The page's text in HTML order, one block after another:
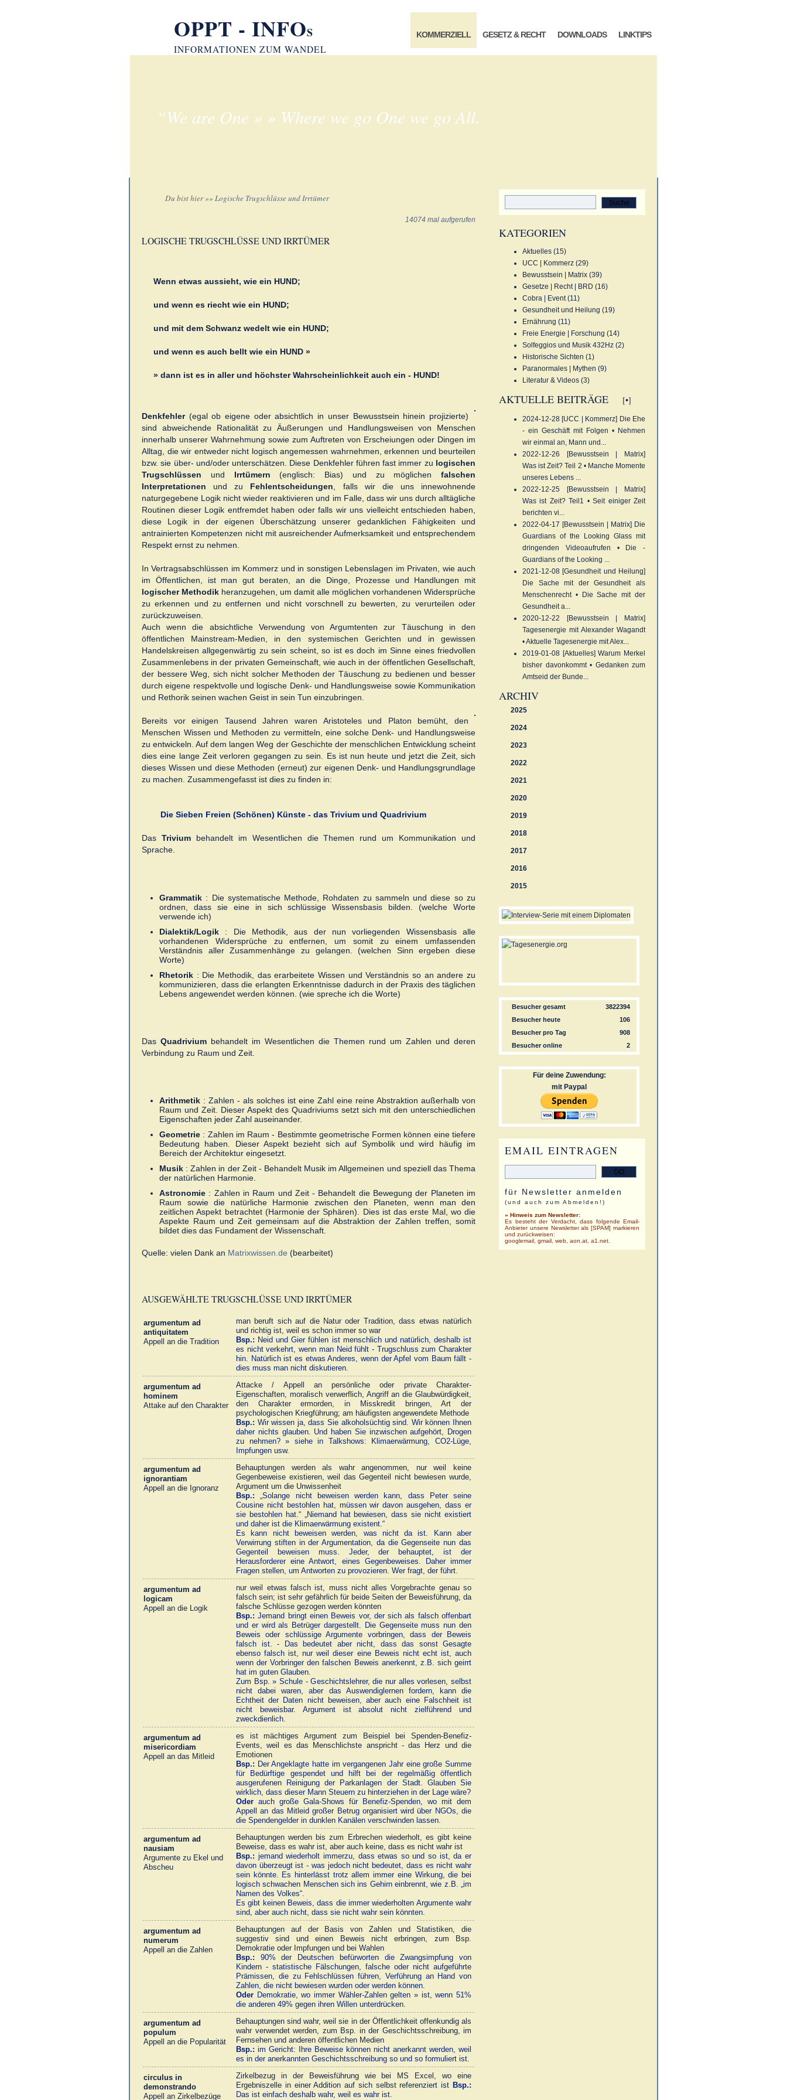
OPPT - INFOS
INFORMATIONEN ZUM WANDEL
KOMMERZIELL GESETZ & RECHT DOWNLOADS LINKTIPS
“We are One » » Where we go One we go All.
Du bist hier »» Logische Trugschlüsse und Irrtümer
14074 mal aufgerufen
LOGISCHE TRUGSCHLÜSSE UND IRRTÜMER
Wenn etwas aussieht, wie ein HUND;
und wenn es riecht wie ein HUND;
und mit dem Schwanz wedelt wie ein HUND;
und wenn es auch bellt wie ein HUND »
» dann ist es in aller und höchster Wahrscheinlichkeit auch ein - HUND!
Denkfehler(egal ob eigene oder absichtlich in unser Bewusstsein hinein projizierte)
sind abweichende Rationalität zu Äußerungen und Handlungsweisen von Menschen
innerhalb unserer Wahrnehmung sowie zum Auftreten von Erscheiungen oder Dingen im
Alltag, die wir entweder nicht logisch angemessen wahrnehmen, erkennen und beurteilen
bzw. sie über- und/oder unterschätzen. Diese Denkfehler führen fast immer zu logischen
Trugschlüssen und Irrtümern (englisch: Bias) und zu möglichen falschen
Interpretationen und zu Fehlentscheidungen, falls wir die uns innewohnende
naturgegebene Logik nicht wieder reaktivieren und im Falle, dass wir uns durch alltägliche
Routinen dieser Logik entfremdet haben oder falls wir uns vielleicht entschieden haben,
diese Logik in der eigenen Überschätzung unserer gedanklichen Fähigkeiten und
antrainierten Kompetenzen nicht mit ausreichender Aufmerksamkeit und entsprechendem
Respekt ernst zu nehmen.
In Vertragsabschlüssen im Kommerz und in sonstigen Lebenslagen im Privaten, wie auch
im Öffentlichen, ist man gut beraten, an die Dinge, Prozesse und Handlungen mit
logischer Methodik heranzugehen, um damit alle möglichen vorhandenen Widersprüche
zu erkennen und zu entfernen und nicht vorschnell zu bewerten, zu verurteilen oder
zurückzuweisen.
Auch wenn die absichtliche Verwendung von Argumtenten zur Täuschung in den
öffentlichen Mainstream-Medien, in den systemischen Gerichten und in gewissen
Handelskreisen allgegenwärtig zu sein scheint, so ist es doch im Sinne eines friedvollen
Zusammenlebens in der privaten Gemeinschaft, wie auch in der öffentlichen Gesellschaft,
der bessere Weg, sich nicht solcher Methoden der Täuschung zu bedienen und besser
durch eigene respektvolle und logische Denk- und Handlungsweise sowie Kommunikation
und Rethorik seinen wachen Geist in sein Tun einzubringen.
Bereits vor einigen Tausend Jahren waren Aristoteles und Platon bemüht, den
Menschen Wissen und Methoden zu vermitteln, eine solche Denk- und Handlungsweise
zu entwickeln. Auf dem langen Weg der Geschichte der menschlichen Entwicklung scheint
dies eine lange Zeit verloren gegangen zu sein. Es ist nun heute und jetzt die Zeit, sich
dieses Wissen und diese Methoden (erneut) zur eigenen Denk- und Handlungsgrundlage
zu machen. Zusammengefasst ist dies zu finden in:
Die Sieben Freien (Schönen) Künste - das Trivium und Quadrivium
Das Triviumbehandelt im Wesentlichen die Themen rund um Kommunikation und
Sprache.
Grammatik : Die systematische Methode, Rohdaten zu sammeln und diese so zu
ordnen, dass sie eine in sich schlüssige Wissensbasis bilden. (welche Worte
verwende ich)
Dialektik/Logik : Die Methodik, aus der nun vorliegenden Wissensbasis alle
vorhandenen Widersprüche zu entfernen, um somit zu einem umfassenden
Verständnis aller Zusammenhänge zu gelangen. (welchen Sinn ergeben diese
Worte)
Rhetorik : Die Methodik, das erarbeitete Wissen und Verständnis so an andere zu
kommunizieren, dass die erlangten Erkenntnisse dadurch in der Praxis des täglichen
Lebens angewendet werden können. (wie spreche ich die Worte)
Das Quadrivium behandelt im Wesentlichen die Themen rund um Zahlen und deren
Verbindung zu Raum und Zeit.
Arithmetik : Zahlen - als solches ist eine Zahl eine reine Abstraktion außerhalb von
Raum und Zeit. Dieser Aspekt des Quadriviums setzt sich mit den unterschiedlichen
Eigenschaften jeder Zahl auseinander.
Geometrie : Zahlen im Raum - Bestimmte geometrische Formen können eine tiefere
Bedeutung haben. Dieser Aspekt bezieht sich auf Symbolik und wird häufig im
Bereich der Architektur eingesetzt.
Musik : Zahlen in der Zeit - Behandelt Musik im Allgemeinen und speziell das Thema
der natürlichen Harmonie.
Astronomie : Zahlen in Raum und Zeit - Behandelt die Bewegung der Planeten im
Raum sowie die natürliche Harmonie zwischen den Planeten, wenn man den
zeitlichen Aspekt betrachtet (Harmonie der Sphären). Dies ist das erste Mal, wo die
Aspekte Raum und Zeit gemeinsam auf die Abstraktion der Zahlen treffen, somit
bildet dies das Fundament der Wissenschaft.
Quelle: vielen Dank an Matrixwissen.de (bearbeitet)
AUSGEWÄHLTE TRUGSCHLÜSSE UND IRRTÜMER
argumentum ad
antiquitatem
Appell an die Tradition
man beruft sich auf die Natur oder Tradition, dass etwas natürlich
und richtig ist, weil es schon immer so war
Bsp.: Neid und Gier fühlen ist menschlich und natürlich, deshalb ist
es nicht verkehrt, wenn man Neid fühlt - Trugschluss zum Charakter
hin. Natürlich ist es etwas Anderes, wenn der Apfel vom Baum fällt -
dies muss man nicht diskutieren.
argumentum ad
hominem
Attake auf den Charakter
Attacke / Appell an persönliche oder private Charakter-
Eigenschaften, moralisch verwerflich, Angriff an die Glaubwürdigkeit,
den Charakter ermorden, in Misskredit bringen, Art der
psychologischen Kriegführung; am häufigsten angewendete Methode
Bsp.: Wir wissen ja, dass Sie alkoholsüchtig sind. Wir können Ihnen
daher nichts glauben. Und haben Sie inzwischen aufgehört, Drogen
zu nehmen? » siehe in Talkshows: Klimaerwärmung, CO2-Lüge,
Impfungen usw.
argumentum ad
ignorantiam
Appell an die Ignoranz
Behauptungen werden als wahr angenommen, nur weil keine
Gegenbeweise existieren, weil das Gegenteil nicht bewiesen wurde,
Argument um die Unwissenheit
Bsp.: „Solange nicht beweisen werden kann, dass Peter seine
Cousine nicht bestohlen hat, müssen wir davon ausgehen, dass er
sie bestohlen hat.“ „Niemand hat bewiesen, dass sie nicht existiert
und daher ist die Klimaerwärmung existent.“
Es kann nicht beweisen werden, was nicht da ist. Kann aber
Verwirrung stiften in der Argumentation, da die Gegenseite nun das
Gegenteil beweisen muss. Jeder, der behauptet, ist der
Herausforderer eine Antwort, eines Gegenbeweises. Daher immer
Fragen stellen, um Antworten zu provozieren. Wer fragt, der führt.
argumentum ad
logicam
Appell an die Logik
nur weil etwas falsch ist, muss nicht alles Vorgebrachte genau so
falsch sein; ist sehr gefährlich für beide Seiten der Beweisführung, da
falsche Schlüsse gezogen werden könnten
Bsp.: Jemand bringt einen Beweis vor, der sich als falsch offenbart
und er wird als Betrüger dargestellt. Die Gegenseite muss nun den
Beweis oder schlüssige Argumente vorbringen, dass der Beweis
falsch ist. - Das bedeutet aber nicht, dass das sonst Gesagte
ebenso falsch ist, nur weil dieser eine Beweis nicht echt ist, auch
wenn der Vorbringer den falschen Beweis anerkennt, z.B. sich geirrt
hat im guten Glauben.
Zum Bsp. » Schule - Geschichtslehrer, die nur alles vorlesen, selbst
nicht dabei waren, aber das Auswendiglernen fordern, kann die
Echtheit der Daten nicht beweisen, aber auch eine Falschheit ist
nicht beweisbar. Argument ist absolut nicht zielführend und
zweckdienlich.
argumentum ad
misericordiam
Appell an das Mitleid
es ist mächtiges Argument zum Beispiel bei Spenden-Benefiz-
Events, weil es das Menschlichste anspricht - das Herz und die
Emotionen
Bsp.: Der Angeklagte hatte im vergangenen Jahr eine große Summe
für Bedürftige gespendet und hilft bei der regelmäßig öffentlich
ausgerufenen Reinigung der Parkanlagen der Stadt. Glauben Sie
wirklich, dass dieser Mann Steuern zu hinterziehen in der Lage wäre?
Oder auch große Gala-Shows für Benefiz-Spenden, wo mit dem
Appell an das Mitleid großer Betrug organisiert wird über NGOs, die
die Spendengelder in dunklen Kanälen verschwinden lassen.
argumentum ad
nausiam
Argumente zu Ekel und
Abscheu
Behauptungen werden bis zum Erbrechen wiederholt, es gibt keine
Beweise, dass es wahr ist, aber auch keine, dass es nicht wahr ist
Bsp.: jemand wiederholt immerzu, dass etwas so und so ist, da er
davon überzeugt ist - was jedoch nicht bedeutet, dass es nicht wahr
sein könnte. Es hinterlässt trotz allem immer eine Wirkung, die bei
logisch schwachen Menschen sich ins Gehirn einbrennt, wie z.B. „im
Namen des Volkes“.
Es gibt keinen Beweis, dass die immer wiederholten Argumente wahr
sind, aber auch nicht, dass sie nicht wahr sein könnten.
argumentum ad
numerum
Appell an die Zahlen
Behauptungen auf der Basis von Zahlen und Statistiken, die
suggestiv sind und einen Beweis nicht erbringen, zum Bsp.
Demokratie oder Impfungen und bei Wahlen
Bsp.: 90% der Deutschen befürworten die Zwangsimpfung von
Kindern - statistische Fälschungen, falsche oder nicht aufgeführte
Prämissen, die zu Fehlschlüssen führen, Verführung an Hand von
Zahlen, die nicht bewiesen wurden oder werden können.
Oder Demokratie, wo immer Wähler-Zahlen gelten » ist, wenn 51%
die anderen 49% gegen ihren Willen unterdrücken.
argumentum ad
populum
Appell an die Popularität
Behauptungen sind wahr, weil sie in der Öffentlichkeit offenkundig als
wahr verwendet werden, zum Bsp. in der Geschichtsschreibung, im
Fernsehen und anderen öffentlichen Medien
Bsp.: im Gericht: Ihre Beweise können nicht anerkannt werden, weil
es in der anerkannten Geschichtsschreibung so und so formuliert ist.
circulus in
demonstrando
Appell an Zirkelbezüge
Zirkelbezug in der Beweisführung wie bei MS Excel, wo eine
Ergebniszelle in einer Addition auf sich selbst referenziert ist Bsp.:
Das ist einfach deshalb wahr, weil es wahr ist.
KATEGORIEN
Aktuelles (15)
UCC | Kommerz (29)
Bewusstsein | Matrix (39)
Gesetze | Recht | BRD (16)
Cobra | Event (11)
Gesundheit und Heilung (19)
Ernährung (11)
Freie Energie | Forschung (14)
Solfeggios und Musik 432Hz (2)
Historische Sichten (1)
Paranormales | Mythen (9)
Literatur & Videos (3)
AKTUELLE BEITRÄGE [•]
2024-12-28 [UCC | Kommerz] Die Ehe
- ein Geschäft mit Folgen • Nehmen
wir einmal an, Mann und...
2022-12-26 [Bewusstsein | Matrix]
Was ist Zeit? Teil 2 • Manche Momente
unseres Lebens ...
2022-12-25 [Bewusstsein | Matrix]
Was ist Zeit? Teil1 • Seit einiger Zeit
berichten vi...
2022-04-17 [Bewusstsein | Matrix] Die
Guardians of the Looking Glass mit
dringenden Videoaufrufen • Die -
Guardians of the Looking ...
2021-12-08 [Gesundheit und Heilung]
Die Sache mit der Gesundheit als
Menschenrecht • Die Sache mit der
Gesundheit a...
2020-12-22 [Bewusstsein | Matrix]
Tagesenergie mit Alexander Wagandt
• Aktuelle Tagesenergie mit Alex...
2019-01-08 [Aktuelles]Warum Merkel
bisher davonkommt • Gedanken zum
Amtseid der Bunde...
ARCHIV
2025
2024
2023
2022
2021
2020
2019
2018
2017
2016
2015
Besucher gesamt
3822394
Besucher heute
106
Besucher pro Tag
908
Besucher online
2
Für deine Zuwendung:
mit Paypal
EMAIL EINTRAGEN
für Newsletter anmelden
(und auch zum Abmelden!)
» Hinweis zum Newsletter:
Es besteht der Verdacht, dass folgende Email-
Anbieter unsere Newsletter als [SPAM] markieren
und zurückweisen:
googlemail, gmail, web, aon.at, a1.net.